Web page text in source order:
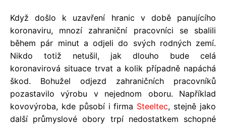
Když došlo k uzavření hranic v době panujícího
koronaviru, mnozí zahraniční pracovníci se sbalili
během pár minut a odjeli do svých rodných zemí.
Nikdo totiž netušil, jak dlouho bude celá
koronavirová situace trvat a kolik případně napáchá
škod. Bohužel odjezd zahraničních pracovníků
pozastavilo výrobu v nejednom oboru. Například
kovovýroba, kde působí i firma Steeltec, stejně jako
další průmyslové obory trpí nedostatkem schopné